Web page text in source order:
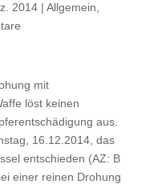
2014| Allgemein
mit
löst keinen
aus.
16.12.2014, das
entschieden (AZ: B
einer reinen Drohung